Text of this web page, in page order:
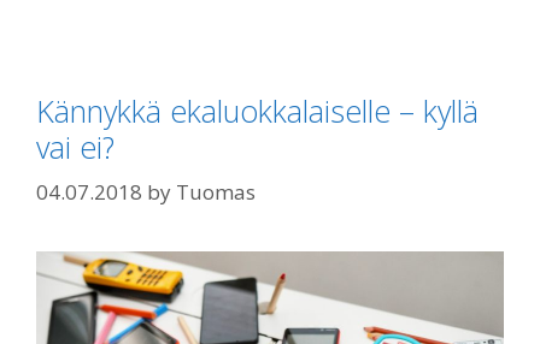
Kännykkä ekaluokkalaiselle – kyllä
vai ei?
04.07.2018 by Tuomas